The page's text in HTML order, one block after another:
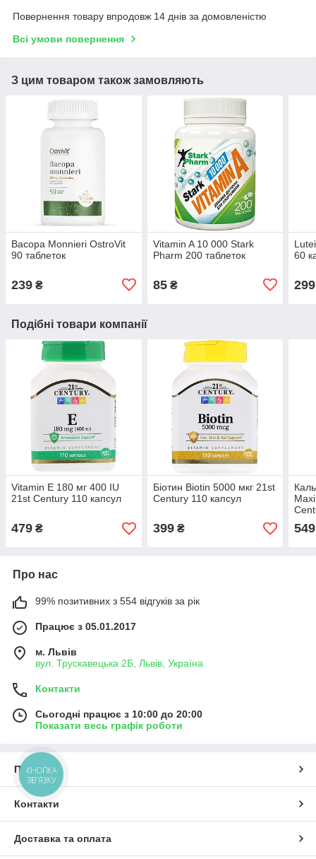
Повернення товару впродовж 14 днів за домовленістю
Всі умови повернення
З цим товаром також замовляють
Bacopa Monnieri OstroVit
90 таблеток
239 ₴
Vitamin A 10 000 Stark
Pharm 200 таблеток
85₴
60
299
Подібні товари компанії
Vitamin E 180 мг 400 IU
21st Century 110 капсул
479 ₴
Біотин Biotin 5000 мкг 21st
Century 110 капсул
399₴ 549
Про нас
99% позитивних з 554 відгуків за рік
Працює з 05.01.2017
м. Львів
вул. Трускавецька 2Б, Львів, Україна
Контакти
Сьогодні працює з 10:00 до 20:00
Показати весь графік роботи
Про нас
Контакти
Доставка та оплата
КНОПКА
ЗВ'ЯЗКУ